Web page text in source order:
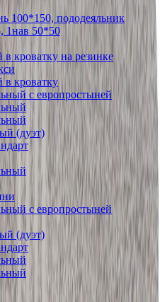
100*150, пододеяльник
1нав 50*50
в кроватку на резинке
в кроватку
с европростыней
(дуэт)
с европростыней
(дуэт)